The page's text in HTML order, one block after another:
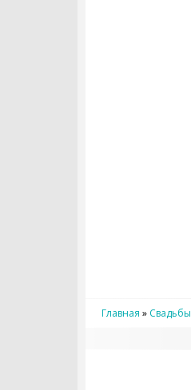
Главная » Свадьбы